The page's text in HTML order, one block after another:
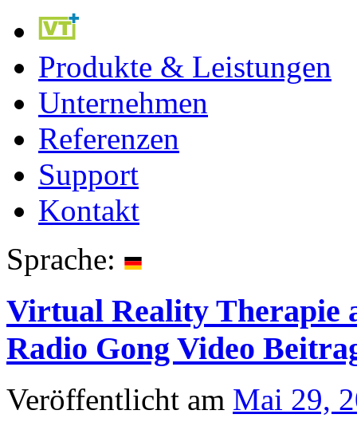
Produkte & Leistungen
Unternehmen
Referenzen
Support
Kontakt
Sprache:
Virtual Reality Therapie
Radio Gong Video
Veröffentlicht am Mai 29,